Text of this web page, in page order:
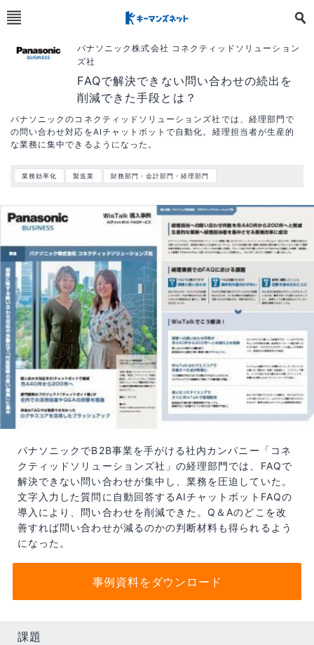
パナソニック株式会社 コネクティッドソリューション
ズ社
FAQで解決できない問い合わせの続出を
削減できた手段とは？
パナソニックのコネクティッドソリューションズ社では、経理部門で
の問い合わせ対応をAIチャットボットで自動化。経理担当者が生産的
な業務に集中できるようになった。
業務効率化 製造業 財務部門・会計部門・経理部門
パナソニックでB2B事業を手がける社内カンパニー「コネ
クティッドソリューションズ社」の経理部門では、FAQで
解決できない問い合わせが集中し、業務を圧迫していた。
文字入力した質問に自動回答するAIチャットボットFAQの
導入により、問い合わせを削減できた。Q＆Aのどこを改
善すれば問い合わせが減るのかの判断材料も得られるよう
になった。
事例資料をダウンロード
課題